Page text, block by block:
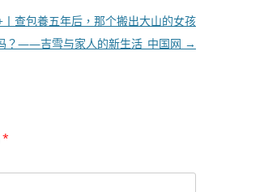
查包養五年后，那个搬出大山的女孩
？——吉雪与家人的新生活_中国网 →
*